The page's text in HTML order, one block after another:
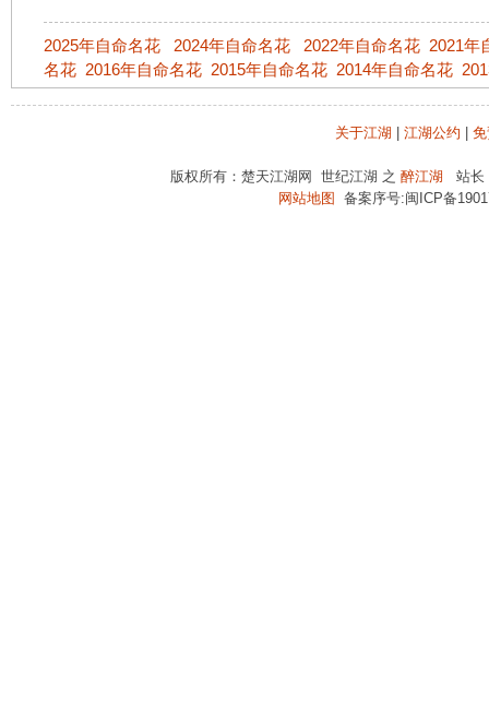
2025年自命名花 2024年自命名花 2022年自命名花 2021年
名花 2016年自命名花 2015年自命名花 2014年自命名花
关于江湖 江湖公约
版权所有：楚天江湖网 世纪江湖 之 醉江湖 站长
网站地图 备案序号:闽ICP备